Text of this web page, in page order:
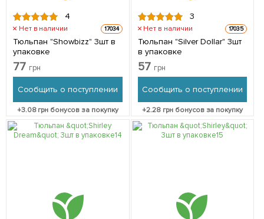
4
Нет в наличии 17034
Тюльпан "Showbizz" 3шт в
упаковке
77 грн
Сообщить о поступлении
+3.08грн бонусов за покупку
3
Нет в наличии 17035
Тюльпан "Silver Dollar" 3шт
в упаковке
57 грн
Сообщить о поступлении
+2.28грн бонусов за покупку